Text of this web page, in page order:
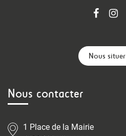
Nous situer
Nous contacter
1 Place de la Mairie